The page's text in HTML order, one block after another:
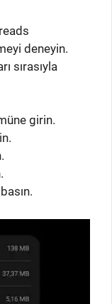
deneyin.
sırasıyla
girin.